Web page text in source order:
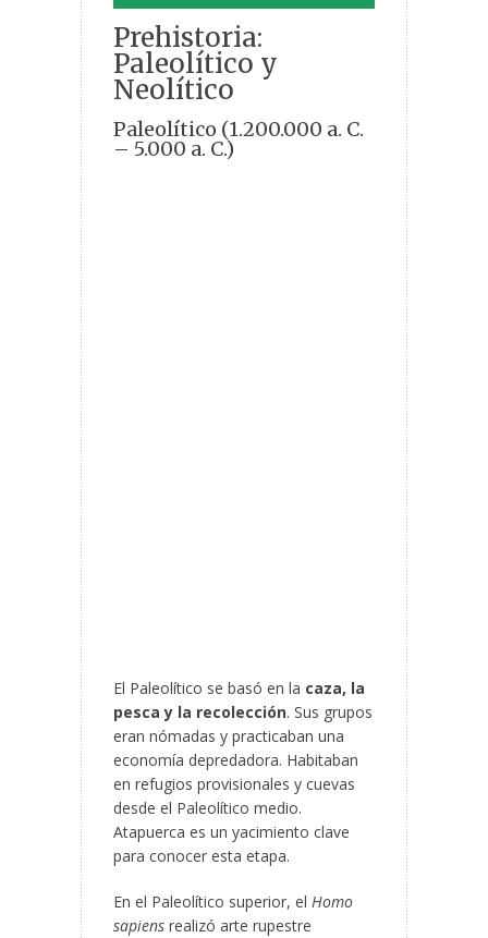
Prehistoria:
Paleolítico y
Neolítico
Paleolítico (1.200.000 a. C.
– 5.000 a. C.)
El Paleolítico se basó en la caza, la
pesca y la recolección. Sus grupos
eran nómadas y practicaban una
economía depredadora. Habitaban
en refugios provisionales y cuevas
desde el Paleolítico medio.
Atapuerca es un yacimiento clave
para conocer esta etapa.
En el Paleolítico superior, el Homo
sapiens realizó arte rupestre